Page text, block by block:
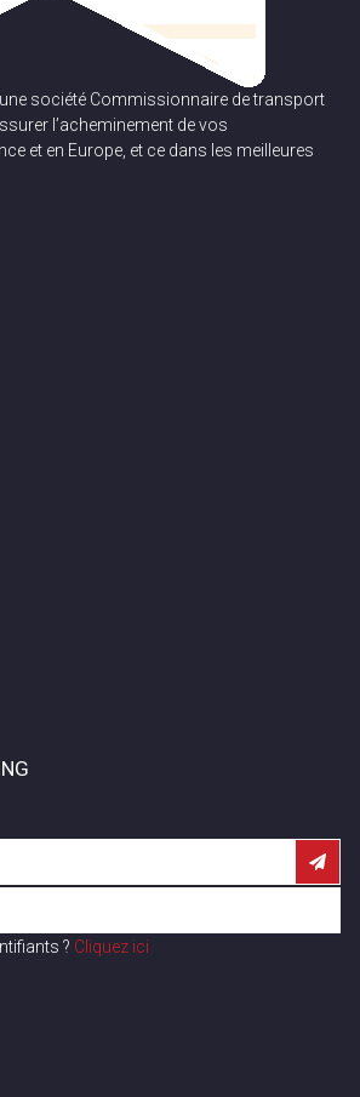
société Commissionnaire de transport
l’acheminement de vos
et en Europe, et ce dans les meilleures
? Cliquez ici